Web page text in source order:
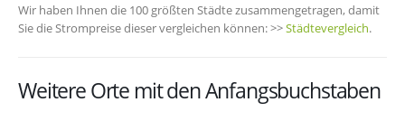
Wir haben Ihnen die 100 größten Städte zusammengetragen, damit
Sie die Strompreise dieser vergleichen können: >>Städtevergleich.
Weitere Orte mit den Anfangsbuchstaben